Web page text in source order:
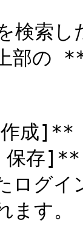
検索
上部
成]**
存]**
ログ
ます。